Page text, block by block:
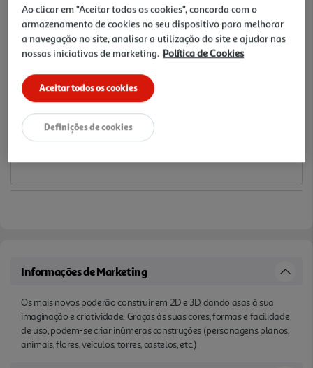
podem-se criar inúmeras construções (personagens
planos, animais, flores, veículos, torres, castelos,
etc.)
19.99 €/un
19,99 €
Notas de preparação
Informações de Marketing
Os mais novos poderão construir em 2D e 3D, dando asas à sua
imaginação e criatividade. Graças às suas cores, formas e facilidade
de uso, podem-se criar inúmeras construções (personagens planos,
animais, flores, veículos, torres, castelos, etc.)
Ao clicar em "Aceitar todos os cookies", concorda com o
armazenamento de cookies no seu dispositivo para melhorar
a navegação no site, analisar a utilização do site e ajudar nas
nossas iniciativas de marketing. Política de Cookies
Aceitar todos os cookies
Definições de cookies